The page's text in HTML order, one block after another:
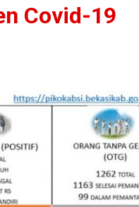
Covid-19